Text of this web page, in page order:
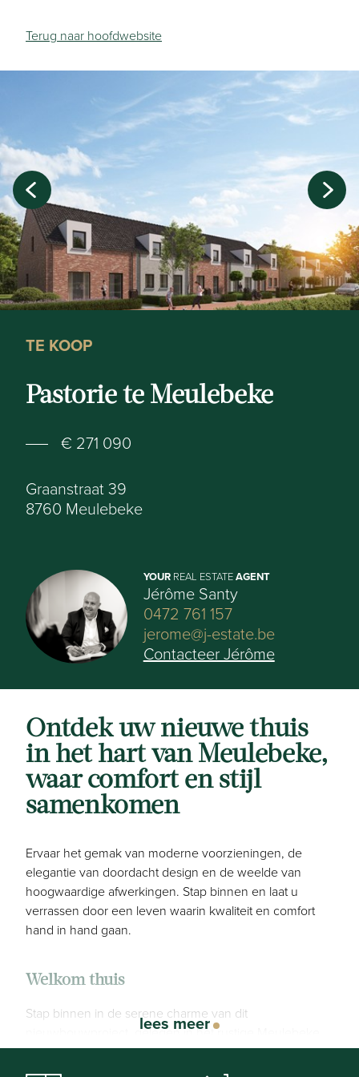
Terug naar hoofdwebsite
TE KOOP
Pastorie te Meulebeke
€ 271 090
Graanstraat 39
8760 Meulebeke
YOUR REAL ESTATEAGENT
Jérôme Santy
0472 761 157
jerome@j-estate.be
Contacteer Jérôme
Ontdek uw nieuwe thuis
in het hart van Meulebeke,
waar comfort en stijl
samenkomen
Ervaar het gemak van moderne voorzieningen, de
elegantie van doordacht design en de weelde van
hoogwaardige afwerkingen. Stap binnen en laat u
verrassen door een leven waarin kwaliteit en comfort
hand in hand gaan.
Welkom thuis
Stap binnen in de serene charme van dit
nieuwbouwproject, gelegen in het rustige Meulebeke.
Genesteld op ruime percelen, biedt elke gesloten
bebouwing een oase van rust en ruimte. Luxe en
lees meer